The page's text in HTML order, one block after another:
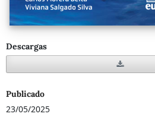
Descargas
Publicado
23/05/2025